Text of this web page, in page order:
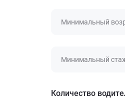
Минимальный
Минимальный
Количество